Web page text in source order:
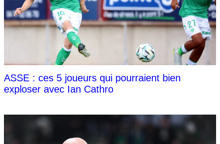
ASSE : ces 5 joueurs qui pourraient bien
exploser avec Ian Cathro